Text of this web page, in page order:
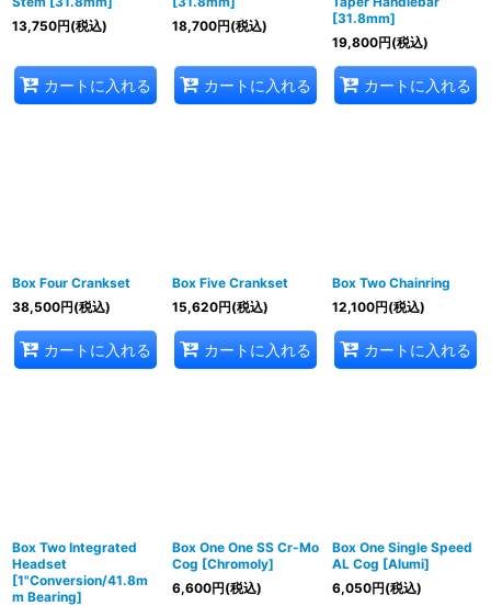
13,750円(税込)
カートに入れる
18,700円(税込)
カートに入れる
[31.8mm]
19,800円(税込)
カートに入れる
Box Four Crankset
38,500円(税込)
カートに入れる
Box Five Crankset
15,620円(税込)
カートに入れる
Box Two Chainring
12,100円(税込)
カートに入れる
Box Two Integrated
Headset
[1"Conversion/41.8m
m Bearing]
Box One One SS Cr-Mo
Cog [Chromoly]
6,600円(税込)
Box One Single Speed
AL Cog [Alumi]
6,050円(税込)